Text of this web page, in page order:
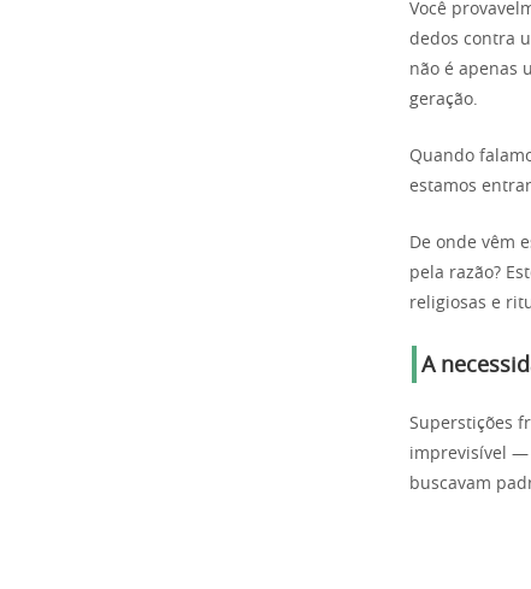
Você
dedos contra
não é apenas
geração.
Quando
estamos
De onde vêm
pela razão?
religiosas e
A
Superstições
imprevisível —
buscavam